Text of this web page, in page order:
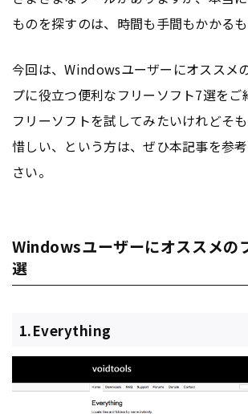
ものを探すのは、時間も手間もかかるも
今回は、Windowsユーザーにオススメ
プに役立つ便利なフリーソフト7選をご
フリーソフトを試してみたいけれどそ
惜しい、という方は、ぜひ本記事を参
さい。
Windowsユーザーにオススメの
選
1.Everything